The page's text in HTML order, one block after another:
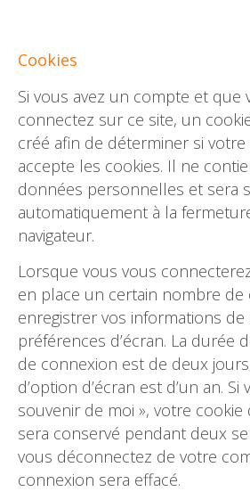
Cookies
Si vous avez un compte et que
connectez sur ce site, un
créé afin de déterminer si votre
accepte les cookies. Il ne
données personnelles et sera
automatiquement à la
navigateur.
Lorsque vous vous
en place un certain nombre
enregistrer vos informations
préférences d’écran. La durée
de connexion est de deux
d’option d’écran est d’un an. Si
souvenir de moi », votre
sera conservé pendant deux
vous déconnectez de votre
connexion sera effacé.